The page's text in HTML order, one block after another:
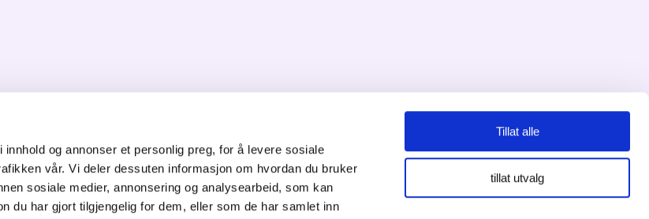
og annonser et personlig preg, for å levere sosiale
vår. Vi deler dessuten informasjon om hvordan du bruker
sosiale medier, annonsering og analysearbeid, som kan
du har gjort tilgjengelig for dem, eller som de har samlet inn
Tillat alle
tillat utvalg
Cookies informasjon